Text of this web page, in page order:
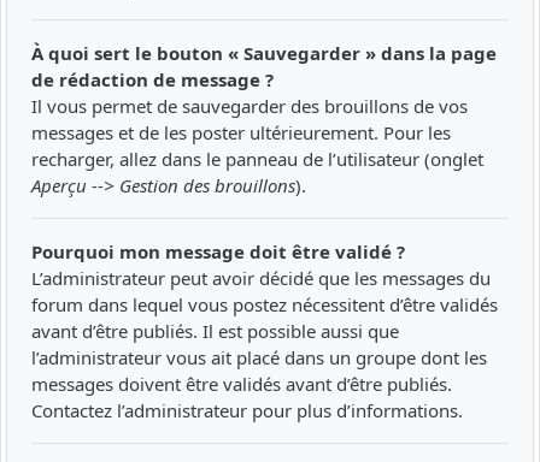
À quoi sert le bouton « Sauvegarder » dans la page
de rédaction de message ?
Il vous permet de sauvegarder des brouillons de vos
messages et de les poster ultérieurement. Pour les
recharger, allez dans le panneau de l’utilisateur (onglet
Aperçu --> Gestion des brouillons).
Pourquoi mon message doit être validé ?
L’administrateur peut avoir décidé que les messages du
forum dans lequel vous postez nécessitent d’être validés
avant d’être publiés. Il est possible aussi que
l’administrateur vous ait placé dans un groupe dont les
messages doivent être validés avant d’être publiés.
Contactez l’administrateur pour plus d’informations.